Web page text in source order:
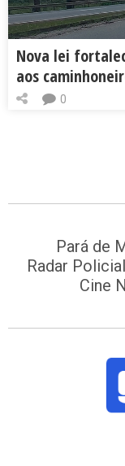
Nova lei
aos
0
Pará de
Radar Policial
Cine